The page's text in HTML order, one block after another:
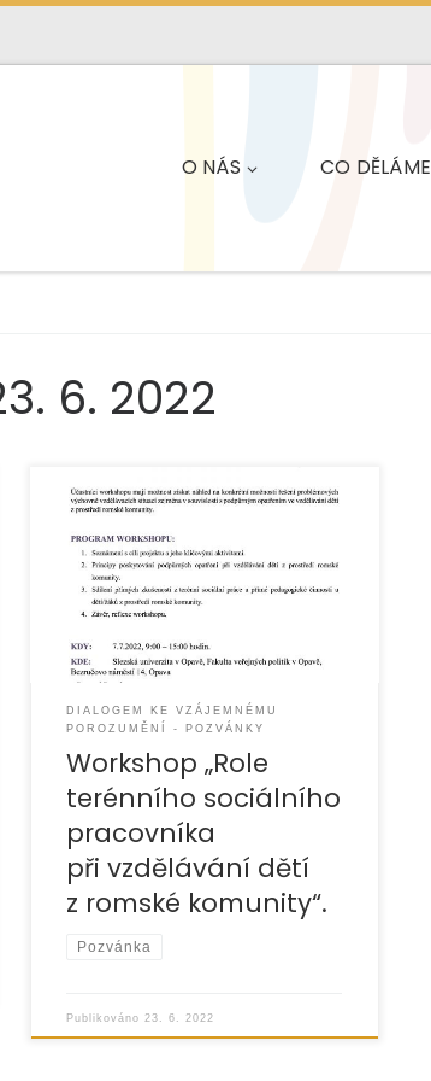
O NÁS CO DĚLÁME
6. 2022
DIALOGEM KE VZÁJEMNÉMU
POROZUMĚNÍ - POZVÁNKY
Workshop „Role
terénního sociálního
pracovníka
při vzdělávání dětí
z romské komunity“.
Pozvánka
Publikováno 23. 6. 2022